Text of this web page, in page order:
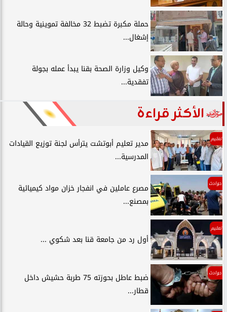
حملة مكبرة تضبط 32 مخالفة تموينية وحالة
إشغال...
وكيل وزارة الصحة بقنا يبدأ عمله بجولة
تفقدية...
الأكثر قراءة
تعليم
مدير تعليم أبوتشت يترأس لجنة توزيع القيادات
المدرسية...
حوادث
مصرع عاملين في انفجار خزان مواد كيميائية
بمصنع...
تعليم
أول رد من جامعة قنا بعد شكوي ...
حوادث
ضبط عاطل بحوزته 75 طربة حشيش داخل
قطار...